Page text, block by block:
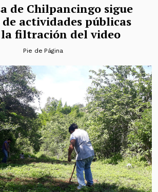
de Chilpancingo sigue
actividades públicas
la filtración del video
Pie de Página